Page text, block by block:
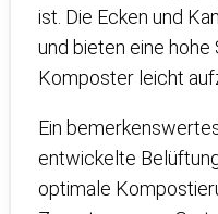
ist. Die Ecken und
und bieten eine hohe
Komposter leicht
Ein
entwickelte
optimale